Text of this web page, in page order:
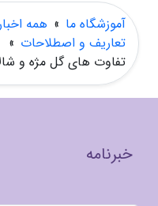
آموزشگاه ما » همه
تعاریف و اصطلاحات »
تفاوت های گل مژه و
خبرنامه